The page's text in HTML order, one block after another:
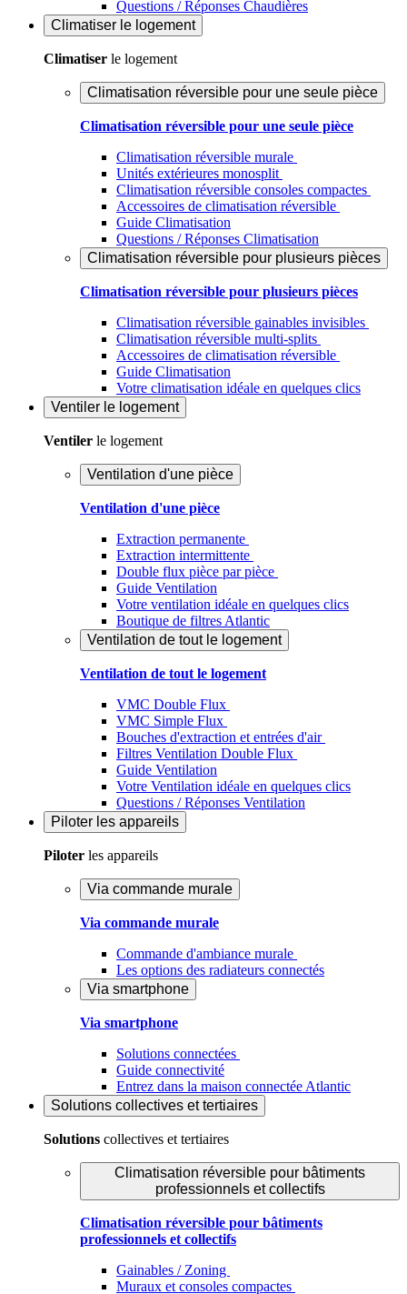
Questions / Réponses Chaudières
Climatiser le logement
Climatiser le logement
Climatisation réversible pour une seule pièce
Climatisation réversible pour une seule pièce
Climatisation réversible murale
Unités extérieures monosplit
Climatisation réversible consoles compactes
Accessoires de climatisation réversible
Guide Climatisation
Questions / Réponses Climatisation
Climatisation réversible pour plusieurs pièces
Climatisation réversible pour plusieurs pièces
Climatisation réversible gainables invisibles
Climatisation réversible multi-splits
Accessoires de climatisation réversible
Guide Climatisation
Votre climatisation idéale en quelques clics
Ventiler le logement
Ventiler le logement
Ventilation d'une pièce
Ventilation d'une pièce
Extraction permanente
Extraction intermittente
Double flux pièce par pièce
Guide Ventilation
Votre ventilation idéale en quelques clics
Boutique de filtres Atlantic
Ventilation de tout le logement
Ventilation de tout le logement
VMC Double Flux
VMC Simple Flux
Bouches d'extraction et entrées d'air
Filtres Ventilation Double Flux
Guide Ventilation
Votre Ventilation idéale en quelques clics
Questions / Réponses Ventilation
Piloter les appareils
Piloter les appareils
Via commande murale
Via commande murale
Commande d'ambiance murale
Les options des radiateurs connectés
Via smartphone
Via smartphone
Solutions connectées
Guide connectivité
Entrez dans la maison connectée Atlantic
Solutions collectives et tertiaires
Solutions collectives et tertiaires
Climatisation réversible pour bâtiments
professionnels et collectifs
Climatisation réversible pour bâtiments
professionnels et collectifs
Gainables / Zoning
Muraux et consoles compactes